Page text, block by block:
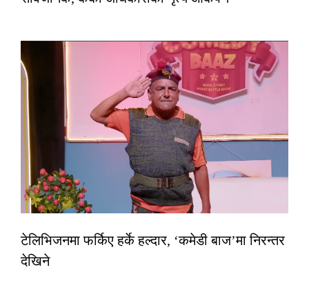
टेलिभिजनमा फर्किए हर्के हल्दार, ‘कमेडी बाज’मा निरन्तर
देखिने